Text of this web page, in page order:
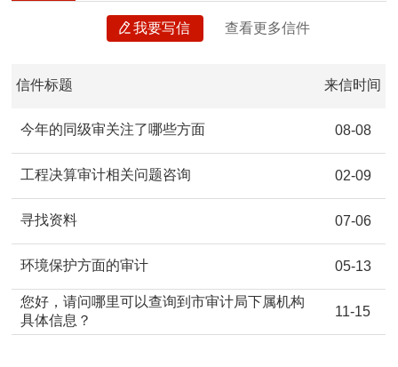
我要写信 查看更多信件
信件标题 来信时间
今年的同级审关注了哪些方面 08-08
工程决算审计相关问题咨询 02-09
寻找资料 07-06
环境保护方面的审计 05-13
您好，请问哪里可以查询到市审计局下属机构
具体信息？
11-15